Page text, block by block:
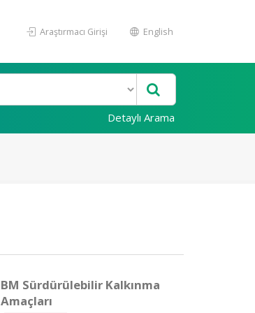
Araştırmacı Girişi English
Detaylı Arama
BM Sürdürülebilir Kalkınma
Amaçları